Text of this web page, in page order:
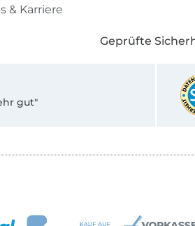
& Karriere
Geprüfte
gut"